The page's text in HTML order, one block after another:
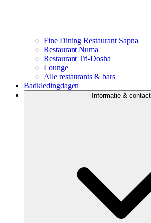
Fine Dining Restaurant Sapna
Restaurant Numa
Restaurant Tri-Dosha
Lounge
Alle restaurants & bars
Badkledingdagen
Informatie & contact